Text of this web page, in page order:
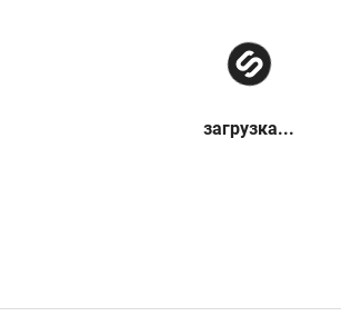
загрузка...